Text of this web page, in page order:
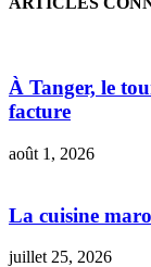
À Tanger, le
facture
août 1, 2026
La cuisine
juillet 25, 2026